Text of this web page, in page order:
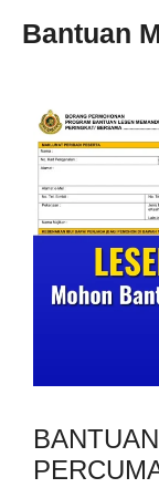
Bantuan